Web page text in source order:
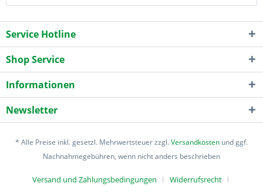
Service Hotline
Shop Service
Informationen
Newsletter
* Alle Preise inkl. gesetzl. Mehrwertsteuer zzgl.Versandkosten und ggf.
Nachnahmegebühren, wenn nicht anders beschrieben
Versand und Zahlungsbedingungen Widerrufsrecht